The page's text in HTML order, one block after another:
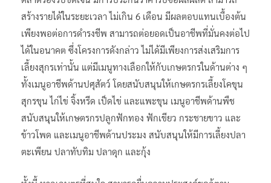
สร้างรายได้ในระยะเวลา ไม่เกิน 6 เดือน มีผลตอบแทนเบื้องต้น
เพียงพอต่อการดำรงชีพ สามารถต่อยอดเป็นอาชีพที่มั่นคงต่อไป
ได้ในอนาคต ซึ่งโครงการดังกล่าว ไม่ได้มีเพียงการส่งเสริมการ
เลี้ยงสุกรเท่านั้น แต่มีเมนูทางเลือกให้กับเกษตรกรในด้านต่าง ๆ
ทั้งเมนูอาชีพด้านปศุสัตว์ โดยสนับสนุนให้เกษตรกรเลี้ยงโคขุน
สุกรขุน ไก่ไข่ จิ้งหรีด เป็ดไข่ และแพะขุน เมนูอาชีพด้านพืช
สนับสนุนให้เกษตรกรปลูกฟักทอง ฟักเขียว กระชายขาว และ
ข้าวโพด และเมนูอาชีพด้านประมง สนับสนุนให้มีการเลี้ยงปลา
ตะเพียน ปลาทับทิม ปลาดุก และกุ้ง